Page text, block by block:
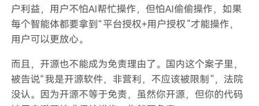
户利益，用户不怕AI帮忙操作，但怕AI偷偷操作，如果
每个智能体都要拿到“平台授权+用户授权”才能操作，
用户可以更放心。
而且，开源也不能成为免责理由了。国内这个案子里，
被告说“我是开源软件，非营利，不应该被限制”，法院
没认。因为开源不等于免责，虽然你开源，但你的代码